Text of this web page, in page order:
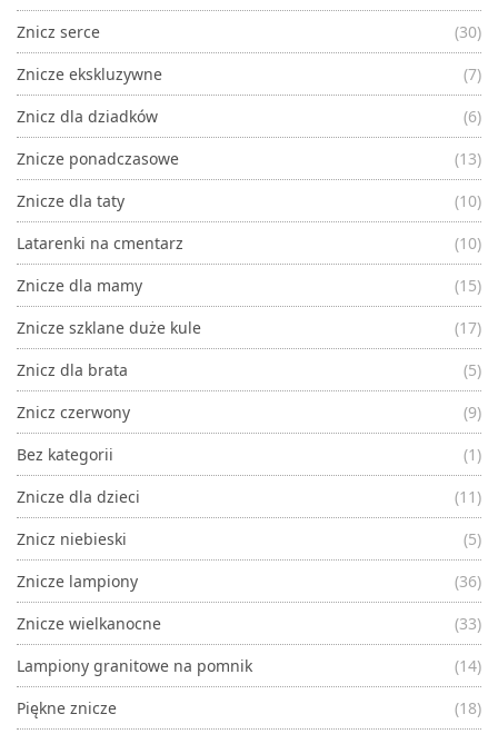
Znicz serce
(30)
Znicze ekskluzywne
(7)
Znicz dla dziadków
(6)
Znicze ponadczasowe
(13)
Znicze dla taty
(10)
Latarenki na cmentarz
(10)
Znicze dla mamy
(15)
Znicze szklane duże kule
(17)
Znicz dla brata
(5)
Znicz czerwony
(9)
Bez kategorii
(1)
Znicze dla dzieci
(11)
Znicz niebieski
(5)
Znicze lampiony
(36)
Znicze wielkanocne
(33)
Lampiony granitowe na pomnik
(14)
Piękne znicze
(18)